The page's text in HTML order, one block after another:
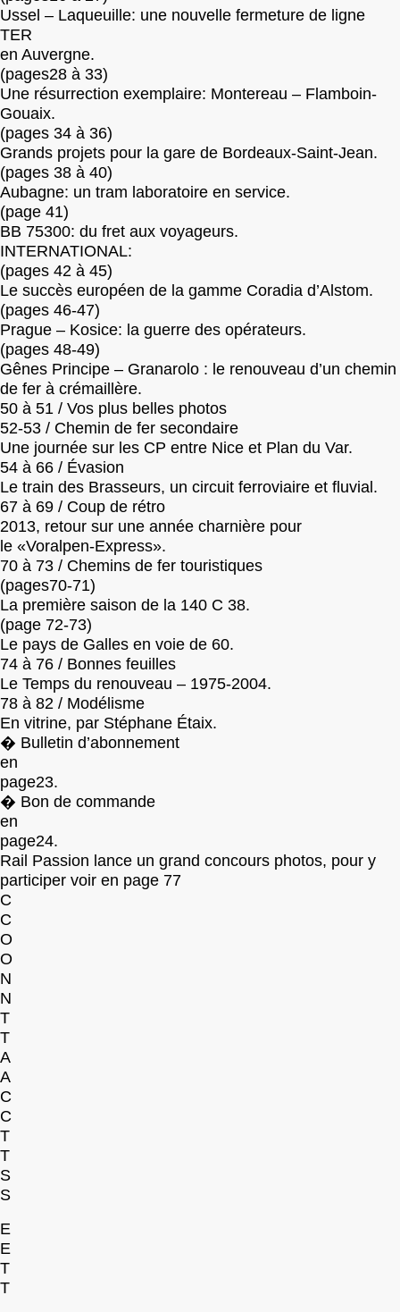
Ussel – Laqueuille: une nouvelle fermeture de ligne
TER
en Auvergne.
(pages28 à 33)
Une résurrection exemplaire: Montereau – Flamboin-
Gouaix.
(pages 34 à 36)
Grands projets pour la gare de Bordeaux-Saint-Jean.
(pages 38 à 40)
Aubagne: un tram laboratoire en service.
(page 41)
BB 75300: du fret aux voyageurs.
INTERNATIONAL:
(pages 42 à 45)
Le succès européen de la gamme Coradia d’Alstom.
(pages 46-47)
Prague – Kosice: la guerre des opérateurs.
(pages 48-49)
Gênes Principe – Granarolo : le renouveau d’un chemin
de fer à crémaillère.
50 à 51 / Vos plus belles photos
52-53 / Chemin de fer secondaire
Une journée sur les CP entre Nice et Plan du Var.
54 à 66 / Évasion
Le train des Brasseurs, un circuit ferroviaire et fluvial.
67 à 69 / Coup de rétro
2013, retour sur une année charnière pour
le «Voralpen-Express».
70 à 73 / Chemins de fer touristiques
(pages70-71)
La première saison de la 140 C 38.
(page 72-73)
Le pays de Galles en voie de 60.
74 à 76 / Bonnes feuilles
Le Temps du renouveau – 1975-2004.
78 à 82 / Modélisme
En vitrine, par Stéphane Étaix.
� Bulletin d’abonnement
en
page23.
� Bon de commande
en
page24.
Rail Passion lance un grand concours photos, pour y
participer voir en page 77
C
C
O
O
N
N
T
T
A
A
C
C
T
T
S
S
E
E
T
T